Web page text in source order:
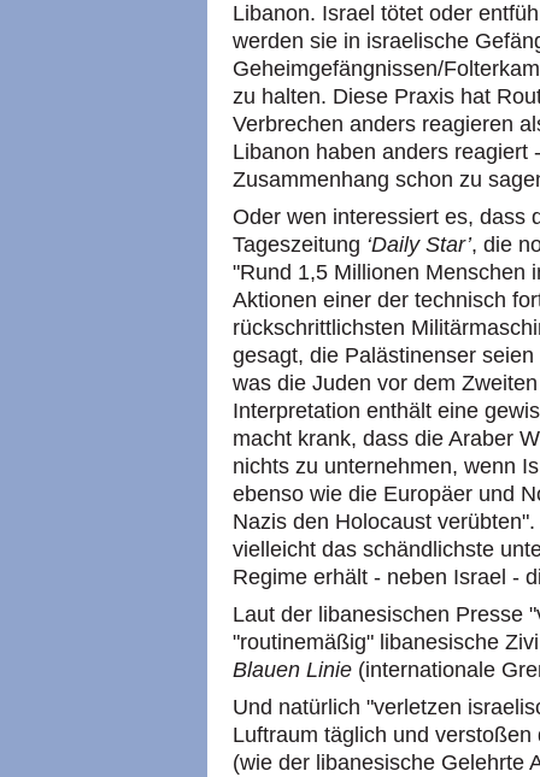
Libanon. Israel tötet oder
werden sie in israelische
Geheimgefängnissen/
zu halten. Diese Praxis hat
Verbrechen anders reagieren
Libanon haben anders reagiert
Zusammenhang schon zu
Oder wen interessiert es, dass
Tageszeitung ‘Daily Star’, die
"Rund 1,5 Millionen Menschen
Aktionen einer der technisch
rückschrittlichsten
gesagt, die Palästinenser
was die Juden vor dem
Interpretation enthält eine
macht krank, dass die Araber
nichts zu unternehmen, wenn
ebenso wie die Europäer und
Nazis den Holocaust
vielleicht das schändlichste
Regime erhält - neben Israel -
Laut der libanesischen Presse
"routinemäßig" libanesische
Blauen Linie (internationale
Und natürlich "verletzen
Luftraum täglich und
(wie der libanesische Gelehrte